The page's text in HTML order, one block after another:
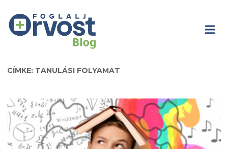
CÍMKE: TANULÁSI FOLYAMAT